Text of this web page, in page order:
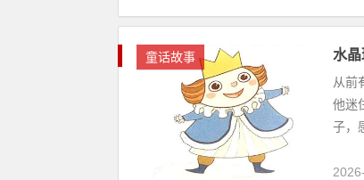
童话故事 水
从前
他迷
子，